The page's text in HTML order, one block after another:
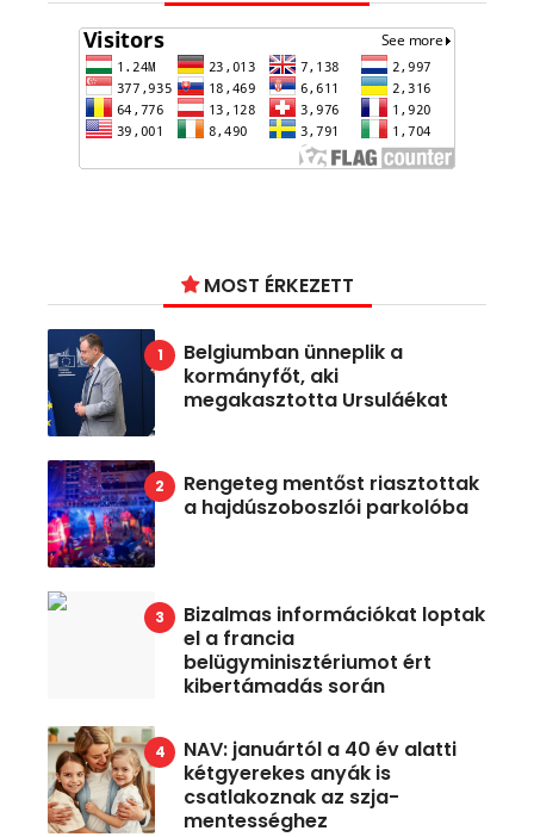
MOST ÉRKEZETT
Belgiumban ünneplik a
kormányfőt, aki
megakasztotta Ursuláékat
Rengeteg mentőst riasztottak
a hajdúszoboszlói parkolóba
Bizalmas információkat loptak
el a francia
belügyminisztériumot ért
kibertámadás során
NAV: januártól a 40 év alatti
kétgyerekes anyák is
csatlakoznak az szja-
mentességhez